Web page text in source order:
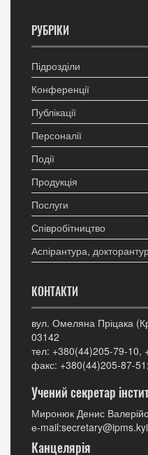
РУБРІКИ
Підрозділи
Конференції
Публікації
Персоналії
Події
Продукція
Послуги
Співробітництво
Аспірантура,
КОНТАКТИ
вул. Омеляна Пріцака
03142
тел: +380(44)205-79-10,
факс: +380(44)205-87-
Учений секретар
Миронюк Денис
е-
Канцелярія